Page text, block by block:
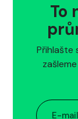
To
Přihlašte